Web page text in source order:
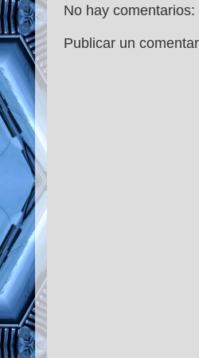
No hay comentarios:
Publicar un